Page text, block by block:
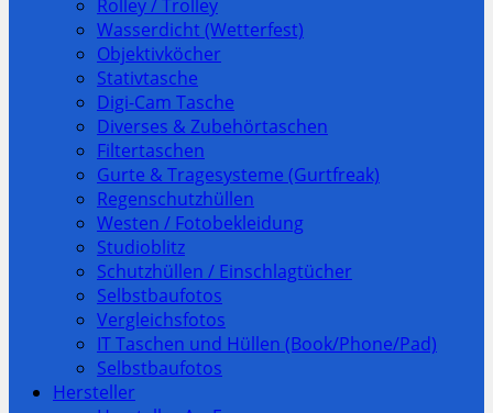
Rolley / Trolley
Wasserdicht (Wetterfest)
Objektivköcher
Stativtasche
Digi-Cam Tasche
Diverses & Zubehörtaschen
Filtertaschen
Gurte & Tragesysteme (Gurtfreak)
Regenschutzhüllen
Westen / Fotobekleidung
Studioblitz
Schutzhüllen / Einschlagtücher
Selbstbaufotos
Vergleichsfotos
IT Taschen und Hüllen (Book/Phone/Pad)
Selbstbaufotos
Hersteller